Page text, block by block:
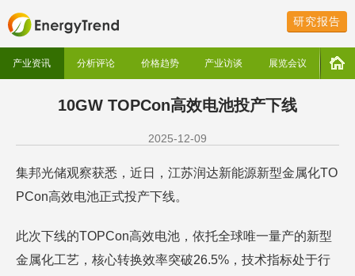
研究报告
产业资讯 分析评论 价格趋势 产业访谈 展览会议
10GW TOPCon高效电池投产下线
2025-12-09
集邦光储观察获悉，近日，江苏润达新能源新型金属化TO
PCon高效电池正式投产下线。
此次下线的TOPCon高效电池，依托全球唯一量产的新型
金属化工艺，核心转换效率突破26.5%，技术指标处于行